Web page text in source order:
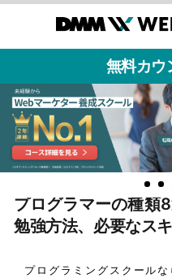
無料カウ
プログラマーの種類
勉強方法、必要なス
プログラミングスクールな